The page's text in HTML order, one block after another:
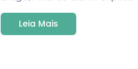
Leia Mais